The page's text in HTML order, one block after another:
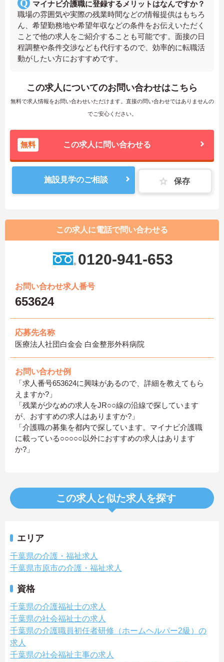
マイナビ介護職に登録するメリットはなんですか？
職場の雰囲気や実際の残業時間などの情報提供はもちろ
ん、希望勤務地や希望年収などの条件をお伝えいただく
ことで他の求人をご紹介することも可能です。面接の日
程調整や条件交渉なども代行するので、効率的に転職活
動がしたい方におすすめです。
この求人についてのお問い合わせはこちら
無料で求人情報をお問い合わせいただけます。直接の問い合わせではありませんの
でご安心ください。
無料 この求人に問い合わせる
施設見学のご相談 保存
この求人に電話で問い合わせる
0120-941-653
お問い合わせ求人番号
653624
応募先名称
医療法人社団白金会 白金整形外科病院
お問い合わせ例
「求人番号653624に興味があるので、詳細を教えてもら
えますか?」
「残業が少なめの求人をJR○○線の沿線で探しています
が、おすすめの求人はありますか?」
「介護職の募集を都内で探しています。マイナビ介護職
に載っている○○○○○以外におすすめの求人はあります
か?」
この求人と似た求人を探す
エリア
千葉県の介護・福祉求人
千葉県市原市の介護・福祉求人
資格
千葉県の介護福祉士の求人
千葉県の社会福祉士の求人
千葉県の介護職員初任者研修（ホームヘルパー2級）の
求人
千葉県の社会福祉主事の求人